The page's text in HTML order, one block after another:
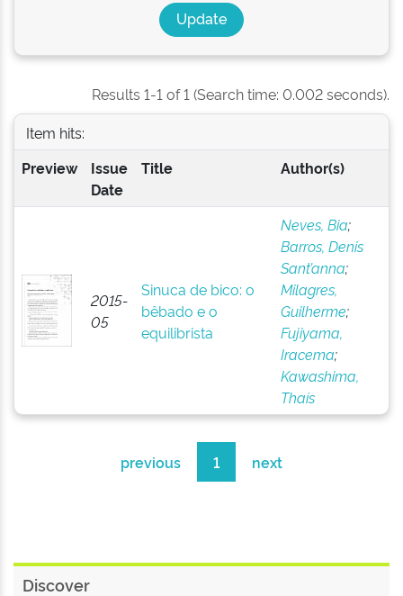
Results 1-1 of 1 (Search time: 0.002 seconds).
Item hits:
Preview
Issue
Date
Title Author(s)
2015-
05
Sinuca de bico: o
bêbado e o
equilibrista
Neves, Bia;
Barros, Denis
Sant’anna;
Milagres,
Guilherme;
Fujiyama,
Iracema;
Kawashima,
Thaís
previous 1 next
Discover